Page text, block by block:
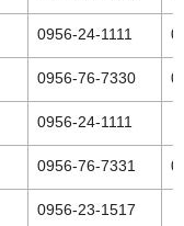
0956-24-1111
0956-76-7330
0956-24-1111
0956-76-7331
0956-23-1517